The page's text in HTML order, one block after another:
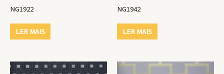
NG1922
LER MAIS
NG1942
LER MAIS